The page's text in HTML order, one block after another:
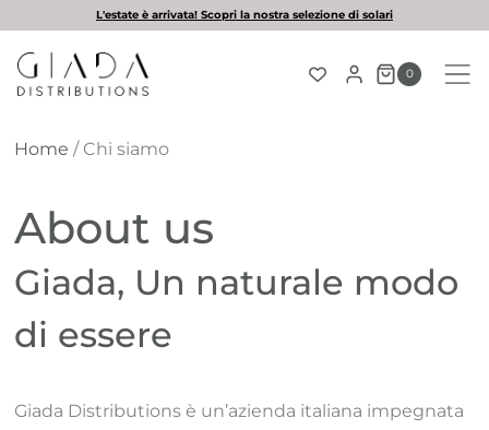
contenuto
L'estate è arrivata! Scopri la nostra selezione di solari
0
Home / Chi siamo
About us
Giada, Un naturale modo
di essere
Giada Distributions è un’azienda italiana impegnata